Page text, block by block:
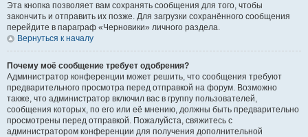
Эта кнопка позволяет вам сохранять сообщения для того, чтобы
закончить и отправить их позже. Для загрузки сохранённого сообщения
перейдите в параграф «Черновики» личного раздела.
Вернуться к началу
Почему моё сообщение требует одобрения?
Администратор конференции может решить, что сообщения требуют
предварительного просмотра перед отправкой на форум. Возможно
также, что администратор включил вас в группу пользователей,
сообщения которых, по его или её мнению, должны быть предварительно
просмотрены перед отправкой. Пожалуйста, свяжитесь с
администратором конференции для получения дополнительной